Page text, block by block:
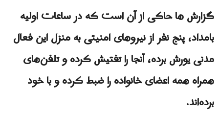
گزارش ها حاکی از آن است که در ساعات اولیه
بامداد، پنج نفر از نیروهای امنیتی به منزل این فعال
مدنی یورش برده، آنجا را تفتیش کرده و تلفن‌های
همراه همه اعضای خانواده را ضبط کرده و با خود
برده‌اند.